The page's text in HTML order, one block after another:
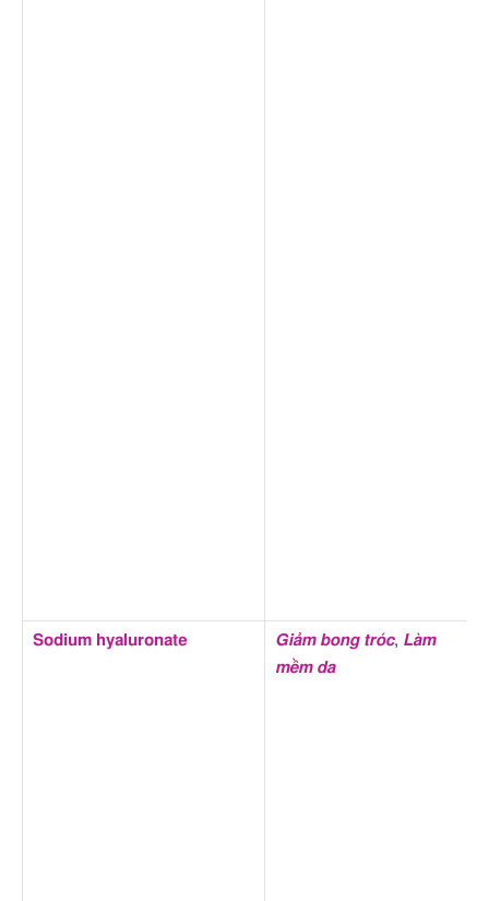
Sodium hyaluronate Giảm bong tróc, Làm
mềm da